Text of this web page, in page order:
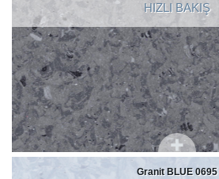
HIZLI BAKIŞ
Granit BLUE 0695